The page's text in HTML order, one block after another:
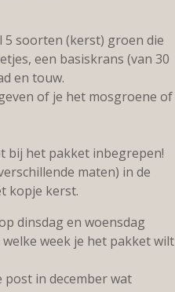
soorten (kerst) groen die
een basiskrans (van 30
en touw.
of je het mosgroene of
bij het pakket inbegrepen!
maten) in de
kopje kerst.
dinsdag en woensdag
week je het pakket wilt
post in december wat